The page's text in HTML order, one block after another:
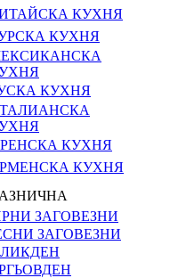
КУХНЯ
КУХНЯ
КУХНЯ
КУХНЯ
КУХНЯ
ЗАГОВЕЗНИ
ЗАГОВЕЗНИ